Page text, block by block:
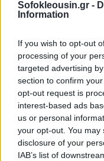
Sofokleousin.gr -
Information
If you wish to opt-out
processing of your
targeted advertising
section to confirm
opt-out request is
interest-based ads
us or personal
your opt-out. You
disclosure of your
IAB’s list of
«ΦΡΑΓΚΟΥ
ΣΥΣΤΗΜΑΤΩΝ»
8.«Ευρωσύμβουλοι
Ανάπτυξης και
9.Ένωση
ΣΥΝΕΡΓΑΤΕΣ Ε.Ε.-
ΕΤΑΙΡΕΙΑ»- «Ε.